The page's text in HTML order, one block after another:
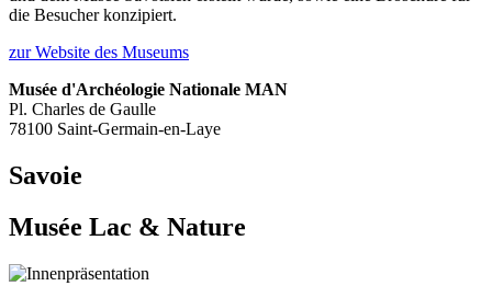
die Besucher konzipiert.
zur Website des Museums
Musée d'Archéologie Nationale MAN
Pl. Charles de Gaulle
78100 Saint-Germain-en-Laye
Savoie
Musée Lac & Nature